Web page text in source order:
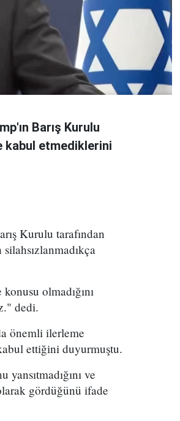
Barış Kurulu
kabul etmediklerini
Kurulu tarafından
olmadığını
dedi.
önemli ilerleme
kabul ettiğini duyurmuştu.
ve
gördüğünü ifade